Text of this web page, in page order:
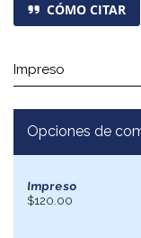
CÓMO CITAR
Impreso
Opciones de
Impreso
$120.00